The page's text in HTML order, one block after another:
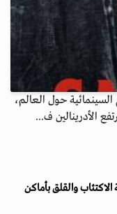
حول العالم،
الأدرينالين ف...
والقلق بأماكن